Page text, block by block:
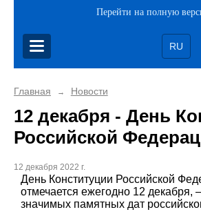
Перейти на полную
RU
Главная → Новости
12 декабря - День
Российской
12 декабря 2022 г.
День Конституции Российской
отмечается ежегодно 12 декабря,
значимых памятных дат